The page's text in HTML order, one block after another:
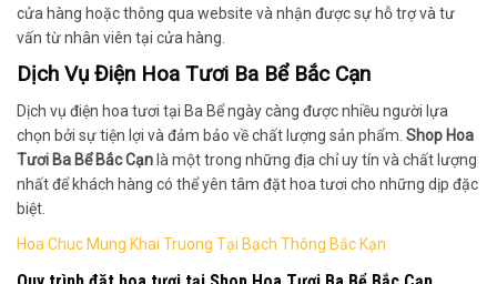
cửa hàng hoặc thông qua website và nhận được sự hỗ trợ và tư
vấn từ nhân viên tại cửa hàng.
Dịch Vụ Điện Hoa Tươi Ba Bể Bắc Cạn
Dịch vụ điện hoa tươi tại Ba Bể ngày càng được nhiều người lựa
chọn bởi sự tiện lợi và đảm bảo về chất lượng sản phẩm. Shop Hoa
Tươi Ba Bể Bắc Cạnlà một trong những địa chỉ uy tín và chất lượng
nhất để khách hàng có thể yên tâm đặt hoa tươi cho những dịp đặc
biệt.
Hoa Chuc Mung Khai Truong Tại Bạch Thông Bắc Kạn